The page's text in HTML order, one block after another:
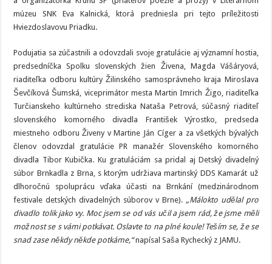
múzeu SNK Eva Kalnická, ktorá predniesla pri tejto príležitosti
Hviezdoslavovu Priadku.
Podujatia sa zúčastnili a odovzdali svoje gratulácie aj významní hostia,
predsedníčka Spolku slovenských žien Živena, Magda Vášáryová,
riaditeľka odboru kultúry Žilinského samosprávneho kraja Miroslava
Ševčíková Šumská, viceprimátor mesta Martin Imrich Žigo, riaditeľka
Turčianskeho kultúrneho strediska Nataša Petrová, súčasný riaditeľ
slovenského komorného divadla František Výrostko, predseda
miestneho odboru Živeny v Martine Ján Cíger a za všetkých bývalých
členov odovzdal gratulácie PR manažér Slovenského komorného
divadla Tibor Kubička. Ku gratuláciám sa pridal aj Detský divadelný
súbor Brnkadla z Brna, s ktorým udržiava martinský DDS Kamarát už
dlhoročnú spoluprácu vďaka účasti na Brnkání (medzinárodnom
festivale detských divadelných súborov v Brne). „Málokto udělal pro
divadlo tolik jako vy. Moc jsem se od vás učil a jsem rád, že jsme měli
možnost se s vámi potkávat. Oslavte to na plné koule! Teším se, že se
snad zase někdy někde potkáme,“napísal Saša Rychecký z JAMU.